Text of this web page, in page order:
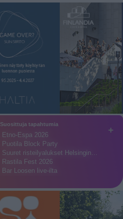
+
Suosittuja tapahtumia
Etno-Espa 2026
Puotila Block Party
Suuret risteilyalukset Helsingin…
Rastila Fest 2026
Bar Loosen live-ilta